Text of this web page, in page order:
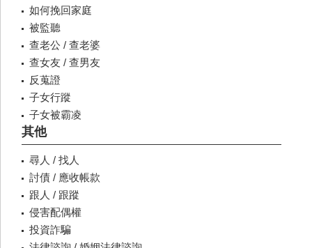
如何挽回家庭
被監聽
查老公 / 查老婆
查女友 / 查男友
反蒐證
子女行蹤
子女被霸凌
其他
尋人 / 找人
討債 / 應收帳款
跟人 / 跟蹤
侵害配偶權
投資詐騙